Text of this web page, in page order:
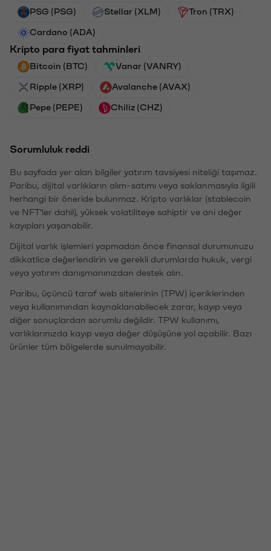
PSG (PSG) Stellar (XLM) Tron (TRX)
Cardano (ADA)
Kripto para fiyat tahminleri
Bitcoin (BTC) Vanar (VANRY)
Ripple (XRP) Avalanche (AVAX)
Pepe (PEPE) Chiliz (CHZ)
Sorumluluk reddi
Bu sayfada yer alan bilgiler yatırım tavsiyesi niteliği taşımaz.
Paribu, dijital varlıkların alım-satımı veya saklanmasıyla ilgili
herhangi bir öneride bulunmaz. Kripto varlıklar (stablecoin
ve NFT'ler dahil), yüksek volatiliteye sahiptir ve ani değer
kayıpları yaşanabilir.
Dijital varlık işlemleri yapmadan önce finansal durumunuzu
dikkatlice değerlendirin ve gerekli durumlarda hukuk, vergi
veya yatırım danışmanınızdan destek alın.
Paribu, üçüncü taraf web sitelerinin (TPW) içeriklerinden
veya kullanımından kaynaklanabilecek zarar, kayıp veya
diğer sonuçlardan sorumlu değildir. TPW kullanımı,
varlıklarınızda kayıp veya değer düşüşüne yol açabilir. Bazı
ürünler tüm bölgelerde sunulmayabilir.